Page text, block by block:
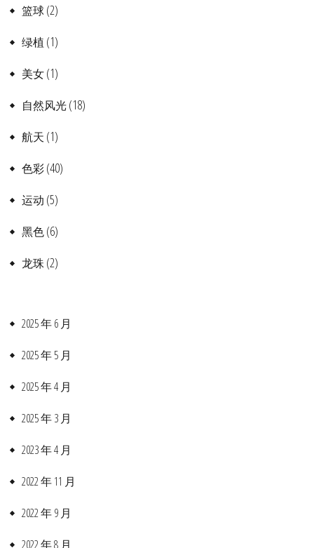
篮球(2)
绿植 (1)
美女(1)
自然风光(18)
航天 (1)
色彩(40)
运动 (5)
黑色(6)
龙珠(2)
2025 年 6 月
2025 年 5 月
2025 年 4 月
2025 年 3 月
2023 年 4 月
2022 年 11 月
2022 年 9 月
2022 年 8 月